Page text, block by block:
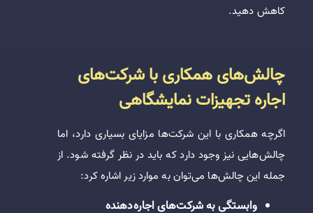
کاهش دهید.
چالش‌های همکاری با شرکت‌های
اجاره تجهیزات نمایشگاهی
اگرچه همکاری با این شرکت‌ها مزایای بسیاری دارد، اما
چالش‌هایی نیز وجود دارد که باید در نظر گرفته شود. از
جمله این چالش‌ها می‌توان به موارد زیر اشاره کرد:
وابستگی به شرکت‌های اجاره‌دهنده